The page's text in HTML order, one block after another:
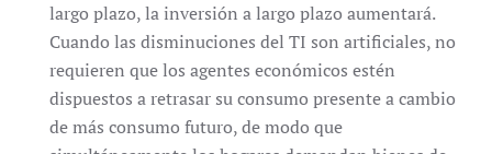
largo plazo, la inversión a largo plazo aumentará.
Cuando las disminuciones del TI son artificiales, no
requieren que los agentes económicos estén
dispuestos a retrasar su consumo presente a cambio
de más consumo futuro, de modo que